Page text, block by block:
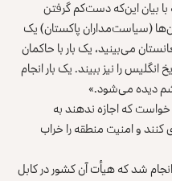
بیان این‌که دست‌کم گرفتن
(سیاست‌مداران پاکستان) یک
می‌بینید، یک بار با حاکمان
را نیز ببیند. یک بار انجام
چشم دیده می‌شود.»
که اجازه ندهند به
و امنیت منطقه را خراب
شد که هیأت آن کشور در کابل